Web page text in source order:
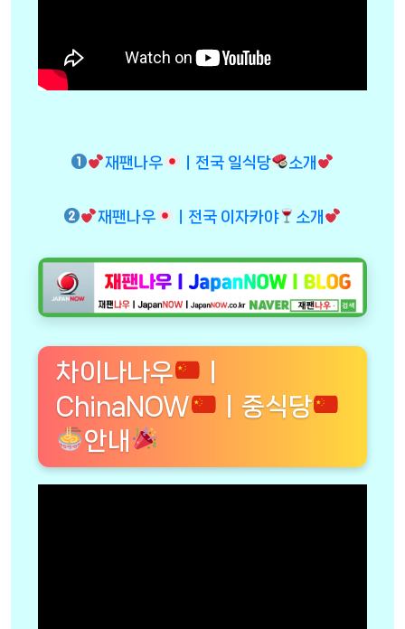
재팬나우 ㅣ전국 일식당 소개
재팬나우 ㅣ전국 이자카야 소개
차이나나우
ChinaNOW
ㅣ중식당
안내